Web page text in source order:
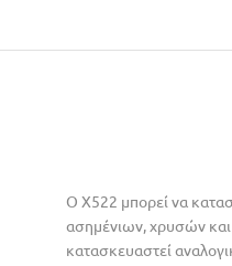
Ο X522 μπορεί να
ασημένιων, χρυσών και
κατασκευαστεί